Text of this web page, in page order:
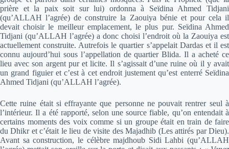
prière et la paix soit sur lui) ordonna à Seïdina Ahmed Tidjani
(qu’ALLAH l’agrée) de construire la Zaouiya bénie et pour cela il
devait choisir le meilleur emplacement, le plus pur. Seïdina Ahmed
Tidjani (qu’ALLAH l’agrée) a donc choisi l’endroit où la Zaouiya est
actuellement construite. Autrefois le quartier s’appelait Dardas et il est
connu aujourd’hui sous l’appellation de quartier Blida. Il a acheté ce
lieu avec son argent pur et licite. Il s’agissait d’une ruine où il y avait
un grand figuier et c’est à cet endroit justement qu’est enterré Seïdina
Ahmed Tidjani (qu’ALLAH l’agrée).
Cette ruine était si effrayante que personne ne pouvait rentrer seul à
l’intérieur. Il a été rapporté, selon une source fiable, qu’on entendait à
certains moments des voix comme si un groupe était en train de faire
du Dhikr et c’était le lieu de visite des Majadhib (Les attirés par Dieu).
Avant sa construction, le célèbre majdhoub Sidi Lahbi (qu’ALLAH